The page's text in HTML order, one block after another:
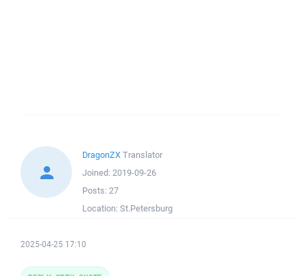
DragonZXTranslator
Joined: 2019-09-26
Posts: 27
Location: St.Petersburg
2025-04-25 17:10